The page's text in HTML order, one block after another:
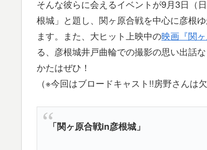
そんな彼らに会えるイベントが9月3日（
根城」と題し、関ヶ原合戦を中心に彦根
ます。また、大ヒット上映中の映画『関ヶ
る、彦根城井戸曲輪での撮影の思い出話
かたはぜひ！
（※今回はブロードキャスト!!房野さんは
「関ヶ原合戦in彦根城」